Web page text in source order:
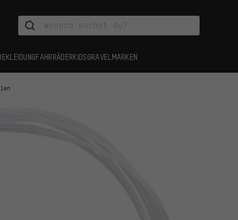
FAHRRÄDERKIDSGRAVEL MARKEN